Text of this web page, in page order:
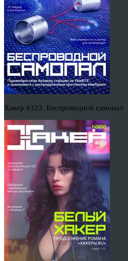
Хакер #323. Беспроводной самопал